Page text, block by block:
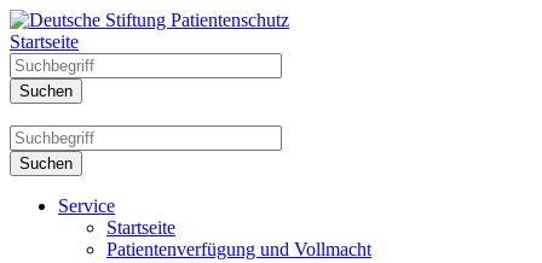
Startseite
Service
Startseite
Patientenverfügung und Vollmacht